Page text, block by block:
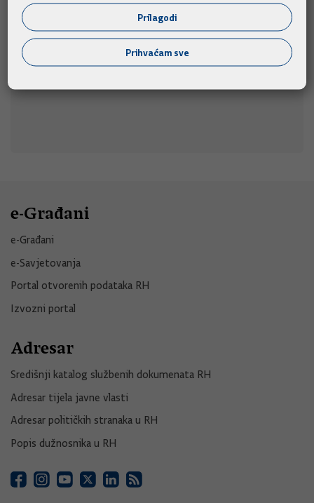
Sinjskoj alci,
09.08.2026.
e-Građani
e-Građani
e-Savjetovanja
Portal otvorenih podataka RH
Izvozni portal
Adresar
Središnji katalog službenih dokumenata RH
Adresar tijela javne vlasti
Adresar političkih stranaka u RH
Popis dužnosnika u RH
Prilagodi
Prihvaćam sve